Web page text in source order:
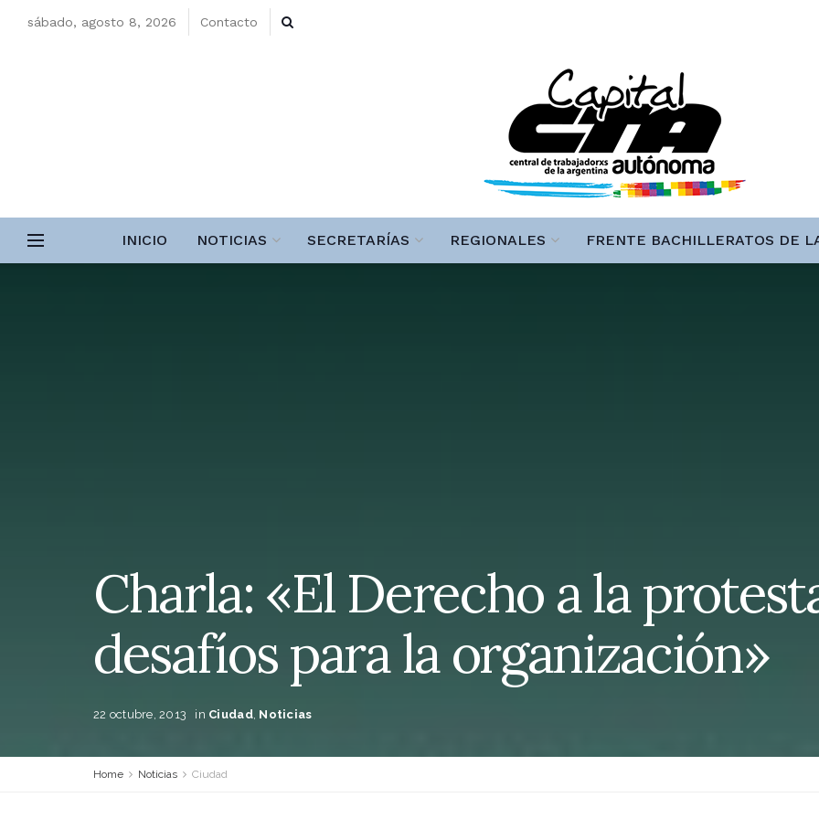
sábado, agosto 8, 2026 Contacto
INICIO NOTICIAS SECRETARÍAS REGIONALES FRENTE BACHILLERATOS DE
Charla: «El Derecho a la
desafíos para la organización»
22 octubre, 2013 in Ciudad, Noticias
Home Noticias Ciudad